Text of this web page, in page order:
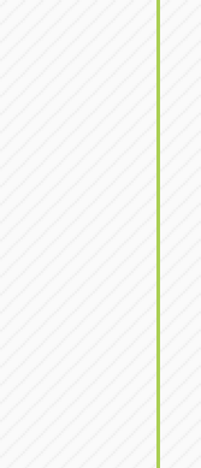
愛知
アッ
愛知
アッ
愛知
愛知